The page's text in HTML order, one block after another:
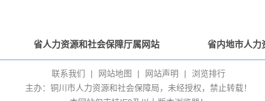
省人力资源和社会保障厅属网站 省内地市人力
联系我们 | 网站地图 | 网站声明 |
浏览排行
主办：铜川市人力资源和社会保障局，未经授权，禁止转载！